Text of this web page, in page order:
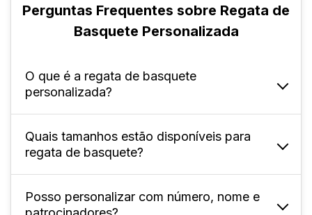
Perguntas Frequentes sobre Regata de
Basquete Personalizada
O que é a regata de basquete
personalizada?
É uma peça esportiva feita sob medida, com
possibilidade de incluir design, nome, número
e logotipo da equipe.
Quais tamanhos estão disponíveis para
regata de basquete?
Disponível para adultos nos tamanhos P ao
Posso personalizar com número, nome e